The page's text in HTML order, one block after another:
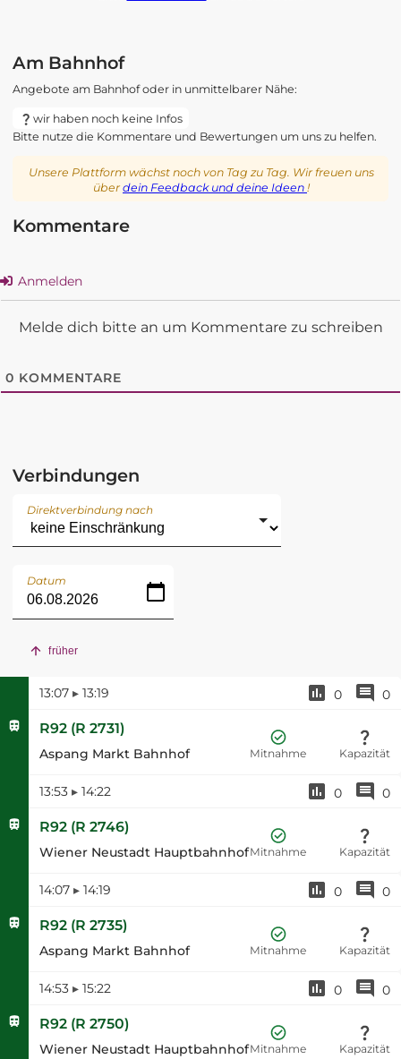
Am Bahnhof
Angebote am Bahnhof oder in unmittelbarer Nähe:
wir haben noch keine Infos
Bitte nutze die Kommentare und Bewertungen um uns zu helfen.
Unsere Plattform wächst noch von Tag zu Tag. Wir freuen uns
überdein Feedback und deine Ideen !
Kommentare
Anmelden
Melde dich bitte an um Kommentare zu schreiben
0 KOMMENTARE
Verbindungen
Direktverbindung nach
Datum
früher
13:07 ▸ 13:19 0 0
R92 (R 2731)
Aspang Markt Bahnhof Mitnahme Kapazität
13:53 ▸ 14:22 0 0
R92 (R 2746)
Wiener Neustadt HauptbahnhofMitnahme Kapazität
14:07 ▸ 14:19 0 0
R92 (R 2735)
Aspang Markt Bahnhof Mitnahme Kapazität
14:53 ▸ 15:22 0 0
R92 (R 2750)
Wiener Neustadt HauptbahnhofMitnahme Kapazität